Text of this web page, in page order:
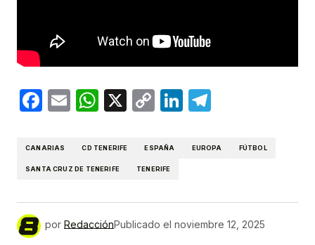
Facebook
EmailWhatsApp
X
CopyLinkedIn
CANARIAS CD TENERIFE ESPAÑA EUROPA FÚTBOL
SANTA CRUZ DE TENERIFE TENERIFE
por RedacciónPublicado el noviembre 12, 2025